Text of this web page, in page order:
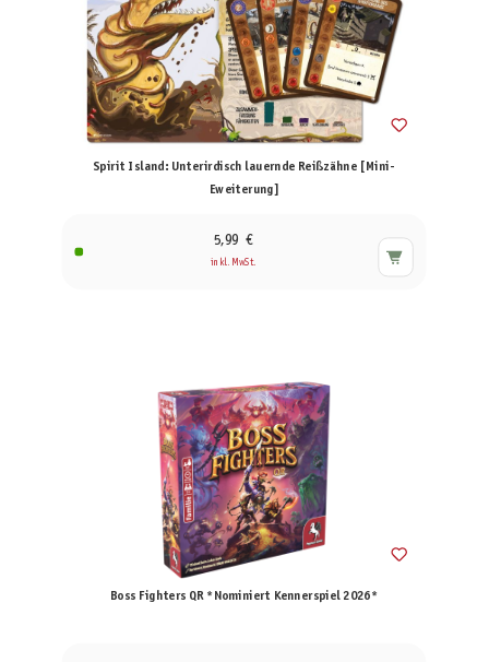
Spirit Island: Unterirdisch lauernde Reißzähne [Mini-
Eweiterung]
5,99 €
inkl. MwSt.
Boss Fighters QR *Nominiert Kennerspiel 2026*